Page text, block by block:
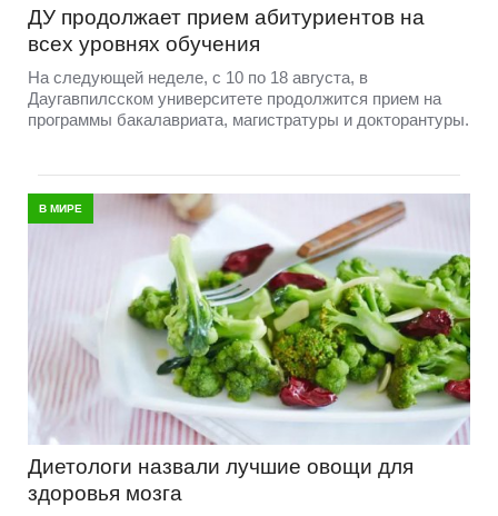
ДУ продолжает прием абитуриентов на
всех уровнях обучения
На следующей неделе, с 10 по 18 августа, в
Даугавпилсском университете продолжится прием на
программы бакалавриата, магистратуры и докторантуры.
В МИРЕ
Диетологи назвали лучшие овощи для
здоровья мозга